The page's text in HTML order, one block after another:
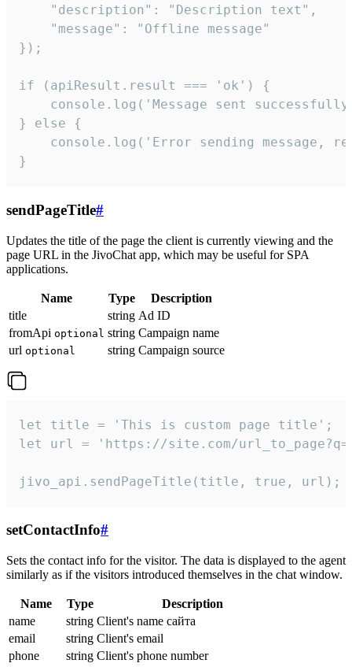
    "description": "Description text",
    "message": "Offline message"
});
if (apiResult.result === 'ok') {
console.log('Message sent
} else {
console.log('Error sending message,
}
sendPageTitle#
Updates the title of the page the client is currently viewing and the
page URL in the JivoChat app, which may be useful for SPA
applications.
Name Type
Description
title
string Ad ID
fromApi optional string Campaign name
url optional string Campaign source
let title = 'This is custom page title';
let url = 'https://site.com/
jivo_api.sendPageTitle(title, true, url);
setContactInfo#
Sets the contact info for the visitor. The data is displayed to the agent
similarly as if the visitors introduced themselves in the chat window.
Name Type
Description
name
string Client's name сайта
email
string Client's email
phone
string Client's phone number